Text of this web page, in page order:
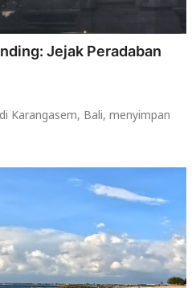
Jejak Peradaban
Karangasem, Bali, menyimpan